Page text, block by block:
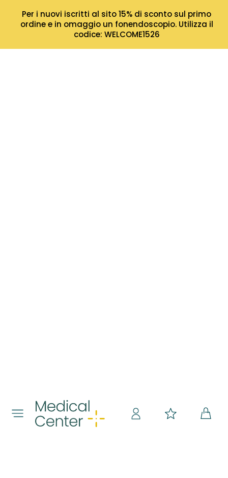
Per i nuovi iscritti al sito 15% di sconto sul primo
ordine e in omaggio un fonendoscopio. Utilizza il
codice: WELCOME1526